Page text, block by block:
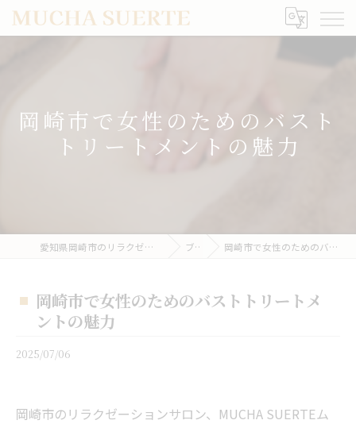
岡崎市で女性のためのバスト
トリートメントの魅力
愛知県岡崎市のリラクゼーションならMUCHA SUERTE ブログ 岡崎市で女性のためのバストトリートメントの魅力
岡崎市で女性のためのバストトリートメ
ントの魅力
2025/07/06
岡崎市のリラクゼーションサロン、MUCHA SUERTEム